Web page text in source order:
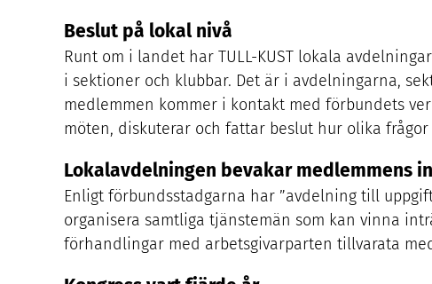
Beslut på lokal nivå
Runt om i landet har TULL-KUST lokala
i sektioner och klubbar. Det är i avdelningarna,
medlemmen kommer i kontakt med förbundets
möten, diskuterar och fattar beslut hur olika
Lokalavdelningen bevakar medlemmens
Enligt förbundsstadgarna har ”avdelning till
organisera samtliga tjänstemän som kan vinna
förhandlingar med arbetsgivarparten tillvarata